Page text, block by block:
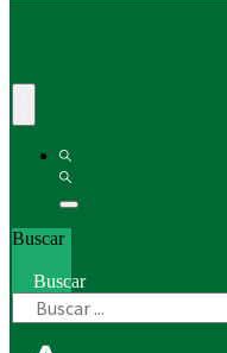
Buscar
Buscar